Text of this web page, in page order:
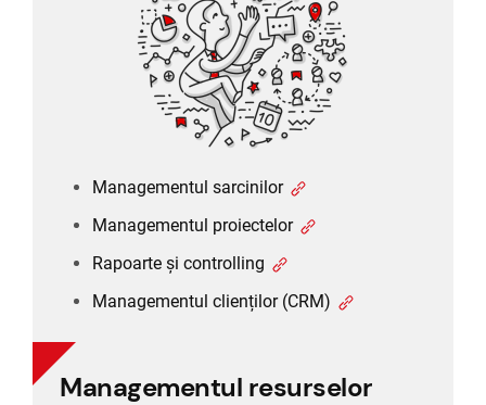
Managementul sarcinilor
Managementul proiectelor
Rapoarte și controlling
Managementul clienților (CRM)
Rapoarte și controlling
Managementul clienților (CRM)
Managementul resurselor
Managementul resurselor